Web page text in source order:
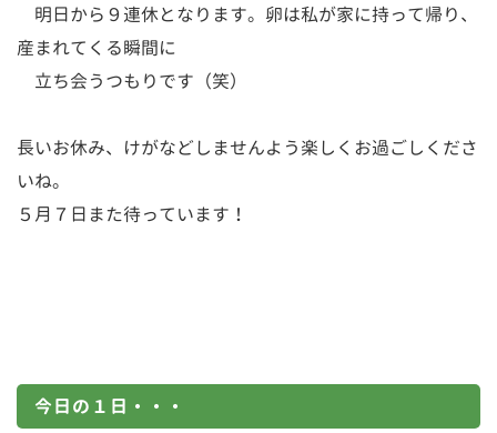
明日から９連休となります。卵は私が家に持って帰り、
産まれてくる瞬間に
立ち会うつもりです（笑）
長いお休み、けがなどしませんよう楽しくお過ごしくださ
いね。
５月７日また待っています！
今日の１日・・・